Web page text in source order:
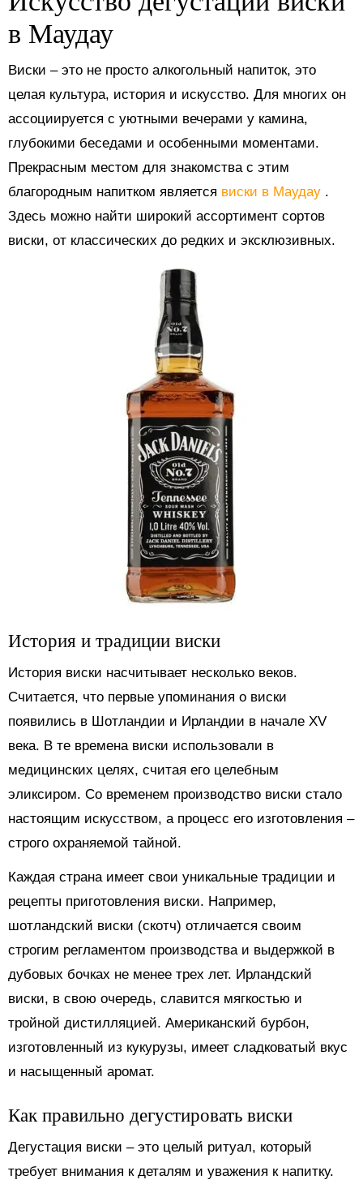
в Маудау
Виски – это не просто алкогольный напиток, это
целая культура, история и искусство. Для многих он
ассоциируется с уютными вечерами у камина,
глубокими беседами и особенными моментами.
Прекрасным местом для знакомства с этим
благородным напитком является виски в Маудау .
Здесь можно найти широкий ассортимент сортов
виски, от классических до редких и эксклюзивных.
История и традиции виски
История виски насчитывает несколько веков.
Считается, что первые упоминания о виски
появились в Шотландии и Ирландии в начале XV
века. В те времена виски использовали в
медицинских целях, считая его целебным
эликсиром. Со временем производство виски стало
настоящим искусством, а процесс его изготовления –
строго охраняемой тайной.
Каждая страна имеет свои уникальные традиции и
рецепты приготовления виски. Например,
шотландский виски (скотч) отличается своим
строгим регламентом производства и выдержкой в
дубовых бочках не менее трех лет. Ирландский
виски, в свою очередь, славится мягкостью и
тройной дистилляцией. Американский бурбон,
изготовленный из кукурузы, имеет сладковатый вкус
и насыщенный аромат.
Как правильно дегустировать виски
Дегустация виски – это целый ритуал, который
требует внимания к деталям и уважения к напитку.